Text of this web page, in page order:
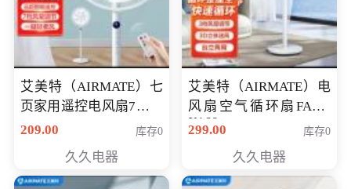
艾美特（AIRMATE）七
页家用遥控电风扇7档风
量空气循环摇头立式落
定时落地式风扇CS35-
R20
209.00 库存0
久久电器
艾美特（AIRMATE）电
风扇空气循环扇FA18-
X168
299.00 库存0
久久电器